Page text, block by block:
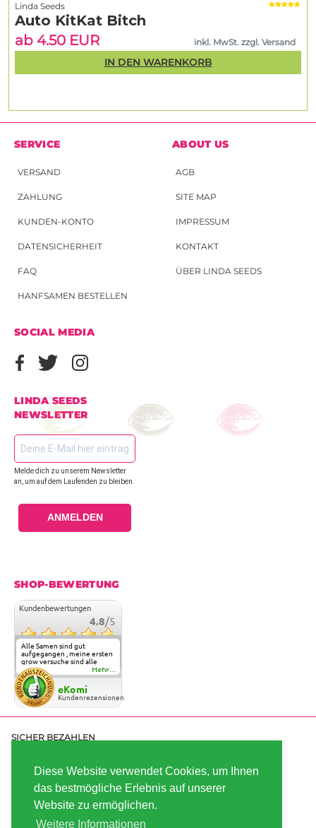
Diese Website verwendet Cookies, um Ihnen
das bestmögliche Erlebnis auf unserer
Website zu ermöglichen.
Weitere Informationen
Linda Seeds
Auto KitKat Bitch
ab 4.50 EUR
inkl. MwSt. zzgl. Versand
IN DEN WARENKORB
SERVICE
VERSAND
ZAHLUNG
KUNDEN-KONTO
DATENSICHERHEIT
FAQ
HANFSAMEN BESTELLEN
ABOUT US
AGB
SITE MAP
IMPRESSUM
KONTAKT
ÜBER LINDA SEEDS
SOCIAL MEDIA
LINDA SEEDS
NEWSLETTER
Melde dich zu unserem Newsletter
an, um auf dem Laufenden zu bleiben.
ANMELDEN
SHOP-BEWERTUNG
Kundenbewertungen
4.8/5
Alle Samen sind gut
aufgegangen , meine ersten
grow versuche sind alle
geglückt. Die Sorten und
Anbieter Vielfalt
überzeugen sehr . Werde
wohl immer hier bestellen !
Mehr...
eKomi
Kundenrezensionen
SICHER BEZAHLEN
SCHNELL VERSENDET